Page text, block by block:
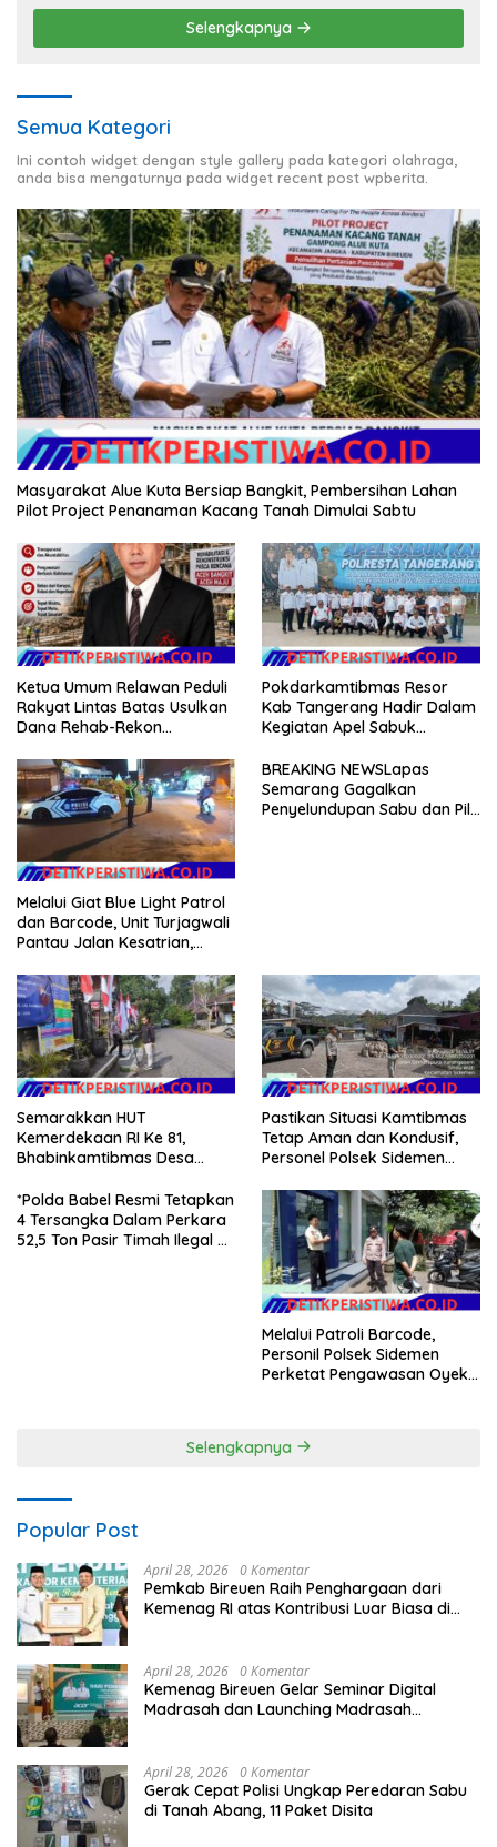
Selengkapnya
Semua Kategori
Ini contoh widget dengan style gallery pada kategori olahraga,
anda bisa mengaturnya pada widget recent post wpberita.
Masyarakat Alue Kuta Bersiap Bangkit, Pembersihan Lahan
Pilot Project Penanaman Kacang Tanah Dimulai Sabtu
Ketua Umum Relawan Peduli
Rakyat Lintas Batas Usulkan
Dana Rehab-Rekon
Dikelola Langsung
Pemerintah Pusat
Pokdarkamtibmas Resor
Kab Tangerang Hadir Dalam
Kegiatan Apel Sabuk
Tangerang Tahun 2026
Melalui Giat Blue Light Patrol
dan Barcode, Unit Turjagwali
Pantau Jalan Kesatrian,
BREAKING NEWSLapas
Semarang Gagalkan
Penyelundupan Sabu dan Pil
Semarakkan HUT
Kemerdekaan RI Ke 81,
Bhabinkamtibmas Desa
Warganya Kibarkan Bendera
Merah Putih
Pastikan Situasi Kamtibmas
Tetap Aman dan Kondusif,
Personel Polsek Sidemen
*Polda Babel Resmi Tetapkan
4 Tersangka Dalam Perkara
52,5 Ton Pasir Timah Ilegal Di
Melalui Patroli Barcode,
Personil Polsek Sidemen
Perketat Pengawasan Oyek
Selengkapnya
Popular Post
April 28, 2026 0 Komentar
Pemkab Bireuen Raih Penghargaan dari
Kemenag RI atas Kontribusi Luar Biasa di
April 28, 2026 0 Komentar
Kemenag Bireuen Gelar Seminar Digital
Madrasah dan Launching Madrasah
April 28, 2026 0 Komentar
Gerak Cepat Polisi Ungkap Peredaran Sabu
di Tanah Abang, 11 Paket Disita